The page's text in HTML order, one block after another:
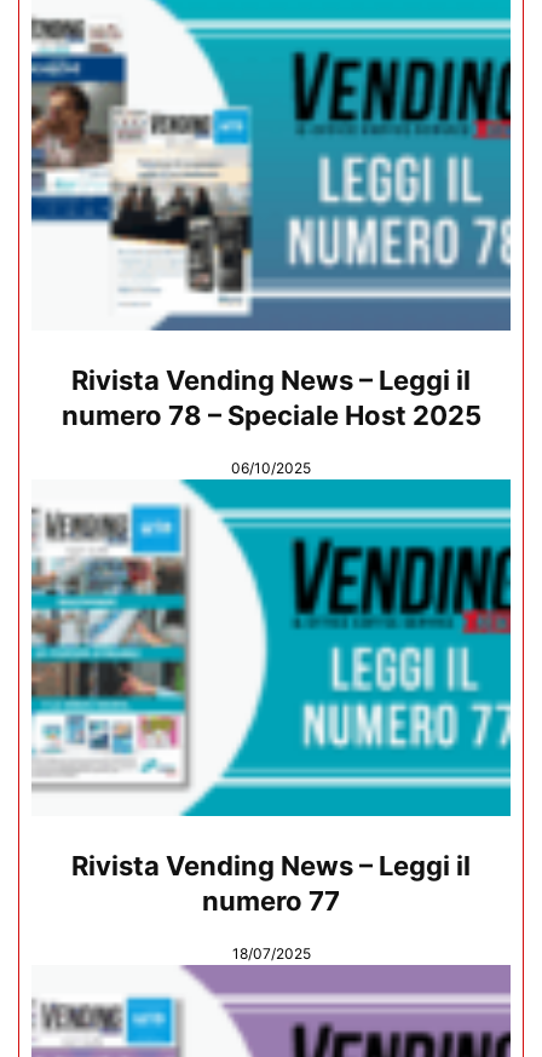
Rivista Vending News – Leggi il
numero 78 – Speciale Host 2025
06/10/2025
Rivista Vending News – Leggi il
numero 77
18/07/2025